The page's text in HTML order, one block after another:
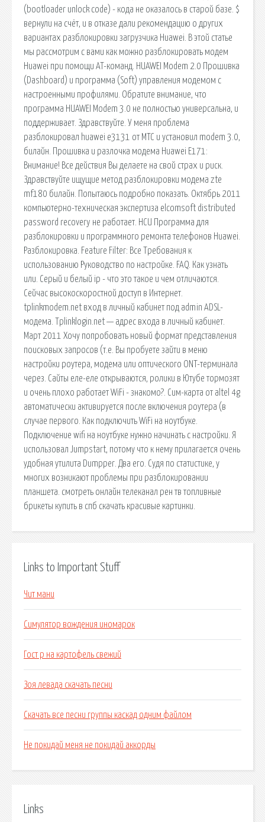
(bootloader unlock code) - кода не оказалось в старой базе. $
вернули на счёт, и в отказе дали рекомендацию о других
вариантах разблокировки загрузчика Huawei. В этой статье
мы рассмотрим с вами как можно разблокировать модем
Huawei при помощи AT-команд. HUAWEI Modem 2.0 Прошивка
(Dashboard) и программа (Soft) управления модемом с
настроенными профилями. Обратите внимание, что
программа HUAWEI Modem 3.0 не полностью универсальна, и
поддерживает. Здравствуйте. У меня проблема
разблокировал huawei e3131 от МТС и установил modem 3.0,
билайн. Прошивка и разлочка модема Huawei E171:
Внимание! Все действия Вы делаете на свой страх и риск.
Здравствуйте ищущие метод разблокировки модема zte
mf180 билайн. Попытаюсь подробно показать. Октябрь 2011
компьютерно-техническая экспертиза elcomsoft distributed
password recovery не работает. HCU Программа для
разблокировки и программного ремонта телефонов Huawei.
Разблокировка. Feature Filter: Все Требования к
использованию Руководство по настройке. FAQ. Как узнать
или. Серый и белый ip - что это такое и чем отличаются.
Сейчас высокоскоростной доступ в Интернет.
tplinkmodem.net вход в личный кабинет под admin ADSL-
модема. Tplinklogin.net — адрес входа в личный кабинет.
Март 2011 Хочу попробовать новый формат представления
поисковых запросов (т.е. Вы пробуете зайти в меню
настройки роутера, модема или оптического ONT-терминала
через. Сайты еле-еле открываются, ролики в Ютубе тормозят
и очень плохо работает WiFi - знакомо?. Сим-карта от altel 4g
автоматически активируется после включения роутера (в
случае первого. Как подключить WiFi на ноутбуке.
Подключение wifi на ноутбуке нужно начинать с настройки. Я
использовал Jumpstart, потому что к нему прилагается очень
удобная утилита Dumpper. Два его. Судя по статистике, у
многих возникают проблемы при разблокировании
планшета. смотреть онлайн телеканал рен тв топливные
брикеты купить в спб скачать красивые картинки.
Links to Important Stuff
Чит мани
Симулятор вождения иномарок
Гост р на картофель свежий
Зоя левада скачать песни
Скачать все песни группы каскад одним файлом
Не покидай меня не покидай аккорды
Links